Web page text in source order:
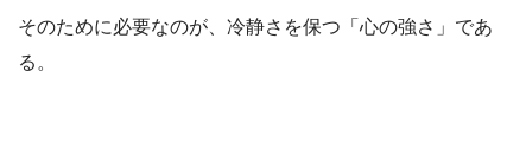
そのために必要なのが、冷静さを保つ「心の強さ」であ
る。